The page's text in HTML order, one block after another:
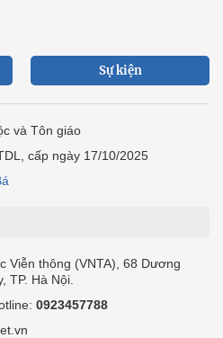
Sự kiện
và Tôn giáo
cấp ngày 17/10/2025
Viễn thông (VNTA), 68 Dương
TP. Hà Nội.
0923457788